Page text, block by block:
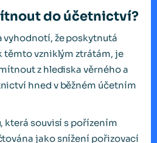
do účetnictví?
že poskytnutá
těmto vzniklým ztrátám, je
z hlediska věrného a
hned v běžném účetním
která souvisí s pořízením
jako snížení pořizovací